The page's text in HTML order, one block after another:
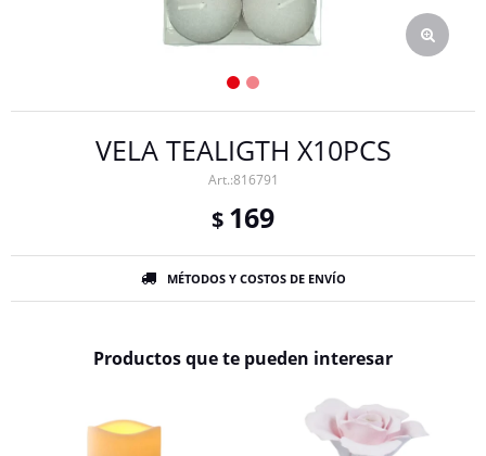
VELA TEALIGTH X10PCS
816791
$ 169
MÉTODOS Y COSTOS DE ENVÍO
Productos que te pueden interesar